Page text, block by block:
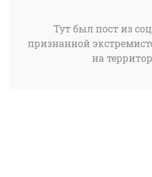
Тут был пост из
признанной
на